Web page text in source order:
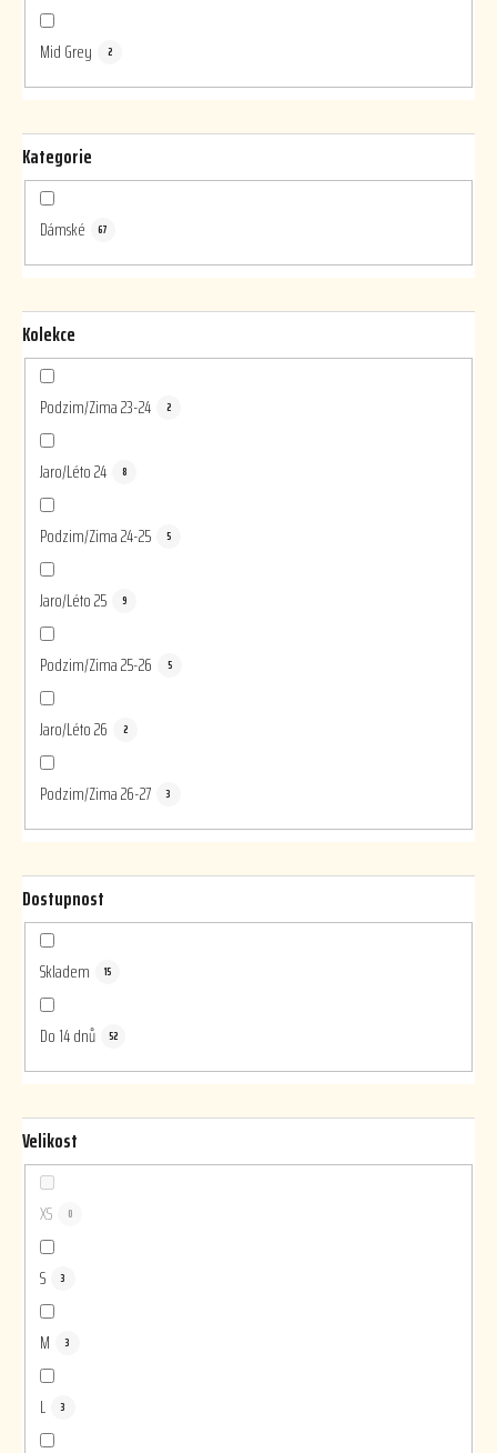
Mid Grey 2
Kategorie
Dámské 67
Kolekce
Podzim/Zima 23-24 2
Jaro/Léto 24 8
Podzim/Zima 24-25 5
Jaro/Léto 25 9
Podzim/Zima 25-26 5
Jaro/Léto 26 2
Podzim/Zima 26-27 3
Dostupnost
Skladem 15
Do 14 dnů 52
Velikost
XS 0
S 3
M 3
L 3